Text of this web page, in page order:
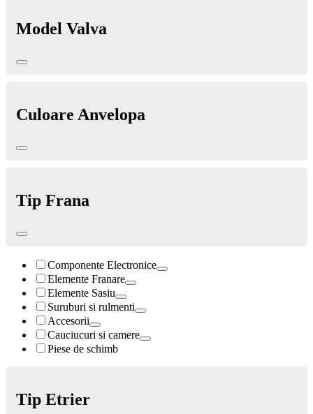
Model Valva
Culoare Anvelopa
Tip Frana
Componente Electronice
Elemente Franare
Elemente Sasiu
Suruburi si rulmenti
Accesorii
Cauciucuri si camere
Piese de schimb
Tip Etrier